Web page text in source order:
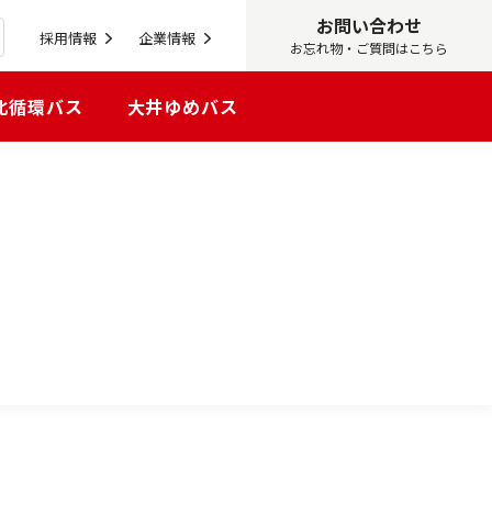
お問い合わせ
お忘れ物・ご質問はこちら
採用情報 企業情報
循環バス 大井ゆめバス